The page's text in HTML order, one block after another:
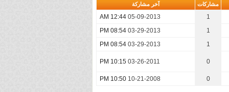
مشاركات آخر مشاركة
1
05-09-2013
12:44 AM
1
03-29-2013
08:54 PM
1
03-29-2013
08:54 PM
0
03-26-2011
10:15 PM
0
10-21-2008
10:50 PM